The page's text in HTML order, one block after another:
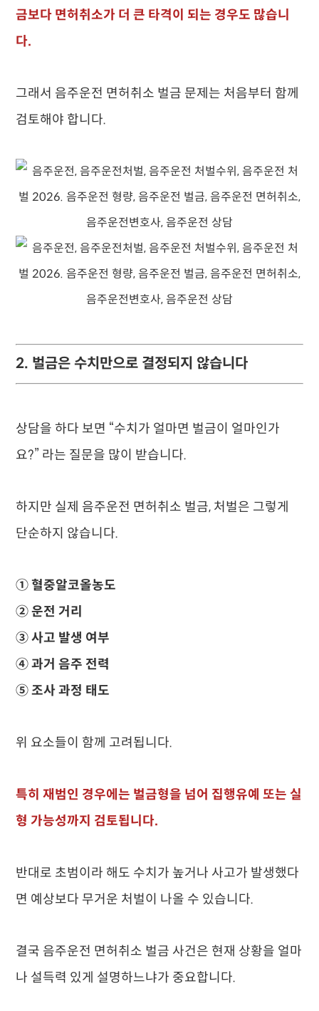
금보다 면허취소가 더 큰 타격이 되는 경우도 많습니
다.
그래서 음주운전 면허취소 벌금 문제는 처음부터 함께
검토해야 합니다.
2. 벌금은 수치만으로 결정되지 않습니다
상담을 하다 보면 “수치가 얼마면 벌금이 얼마인가
요?” 라는 질문을 많이 받습니다.
하지만 실제 음주운전 면허취소 벌금, 처벌은 그렇게
단순하지 않습니다.
① 혈중알코올농도
② 운전 거리
③ 사고 발생 여부
④ 과거 음주 전력
⑤ 조사 과정 태도
위 요소들이 함께 고려됩니다.
특히 재범인 경우에는 벌금형을 넘어 집행유예 또는 실
형 가능성까지 검토됩니다.
반대로 초범이라 해도 수치가 높거나 사고가 발생했다
면 예상보다 무거운 처벌이 나올 수 있습니다.
결국 음주운전 면허취소 벌금 사건은 현재 상황을 얼마
나 설득력 있게 설명하느냐가 중요합니다.